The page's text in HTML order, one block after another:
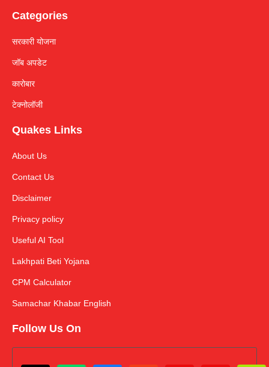
Categories
सरकारी योजना
जॉब अपडेट
कारोबार
टेक्नोलॉजी
Quakes Links
About Us
Contact Us
Disclaimer
Privacy policy
Useful AI Tool
Lakhpati Beti Yojana
CPM Calculator
Samachar Khabar English
Follow Us On